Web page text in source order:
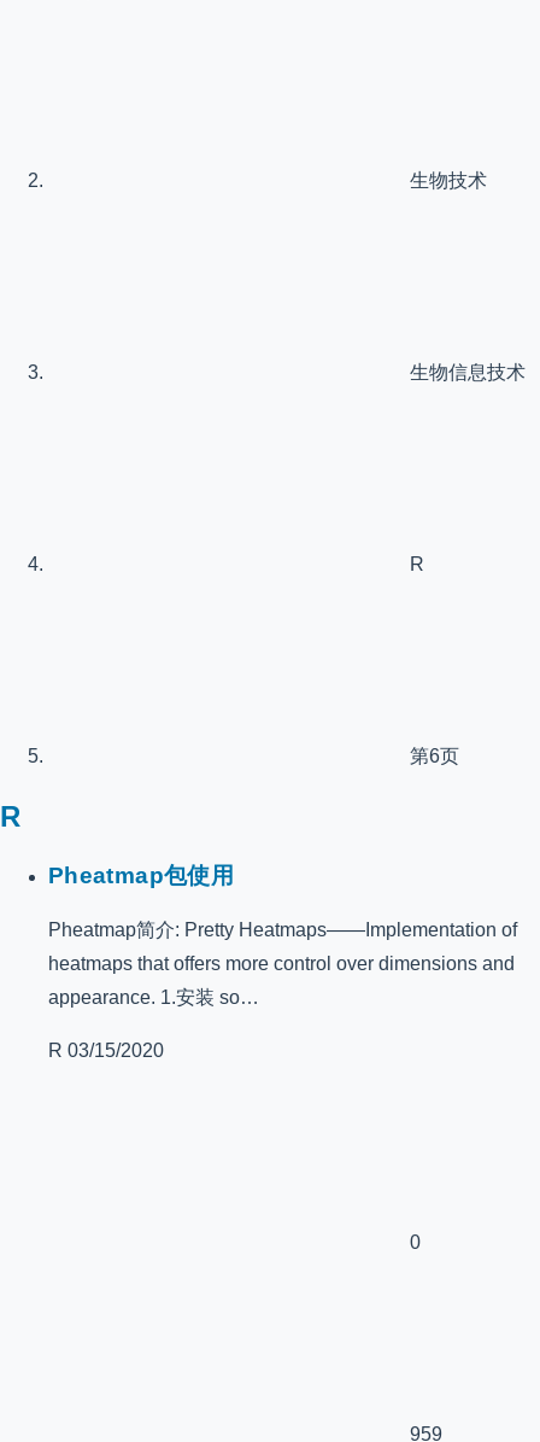
生物技术
生物信息技术
R
第6页
R
Pheatmap包使用
Pheatmap简介: Pretty Heatmaps——Implementation of
heatmaps that offers more control over dimensions and
appearance. 1.安装 so…
R 03/15/2020
0
959